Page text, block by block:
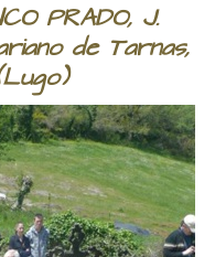
PRADO, J.
de Tarnas,